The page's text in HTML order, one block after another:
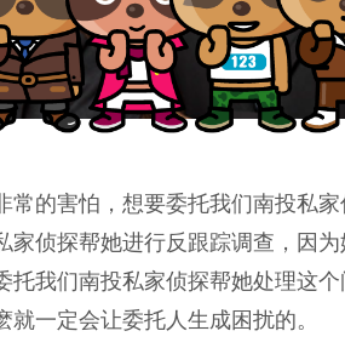
的害怕，想要委托我们南投私
侦探帮她进行反跟踪调查，因
我们南投私家侦探帮她处理这
一定会让委托人生成困扰的。